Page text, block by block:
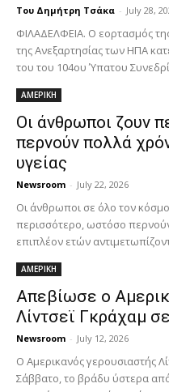
Του Δημήτρη Τσάκα - July 28,
ΦΙΛΑΔΕΛΦΕΙΑ. Ο εορτασμός
της Ανεξαρτησίας των ΗΠΑ
του του 104ου Ύπατου
ΑΜΕΡΙΚΗ
Οι άνθρωποι ζουν
περνούν πολλά
υγείας
Newsroom - July 22, 2026
Οι άνθρωποι σε όλο τον
περισσότερο, ωστόσο
επιπλέον ετών
ΑΜΕΡΙΚΗ
Απεβίωσε ο
Λίντσεϊ Γκράχαμ
Newsroom - July 12, 2026
Ο Αμερικανός γερουσιαστής
Σάββατο, το βράδυ ύστερα